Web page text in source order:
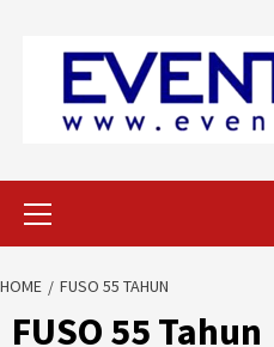
HOME FUSO 55 TAHUN
FUSO 55 Tahun